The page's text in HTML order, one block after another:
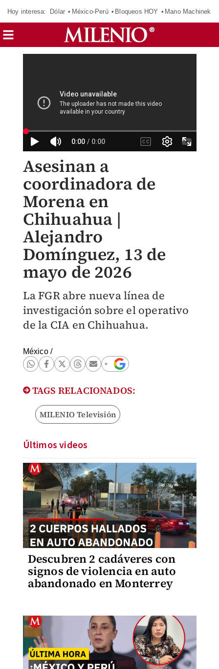
Hoy interesa: Dólar México-Perú Bloqueos HOY Mano Machinek
Asesinan a
coordinadora de
Morena en
Chihuahua |
Alejandro
Domínguez, 13 de
mayo de 2026
La FGR abre nueva línea de
investigación sobre el operativo
de la CIA en Chihuahua.
México/
TAGS RELACIONADOS:
MILENIO Televisión
Últimos videos
Descubren 2 cadáveres con
signos de violencia en auto
abandonado en Monterrey